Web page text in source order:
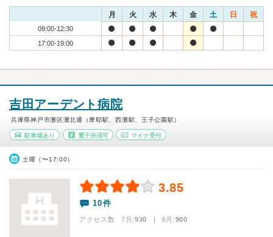
月 火 水 木 金 土 日 祝
09:00-12:30
17:00-19:00
吉田アーデント病院
兵庫県神戸市灘区灘北通（摩耶駅、西灘駅、王子公園駅）
駐車場あり 電子決済可 マイナ受付
土曜（〜17:00）
3.85
10件
アクセス数 7月:930 | 6月:900